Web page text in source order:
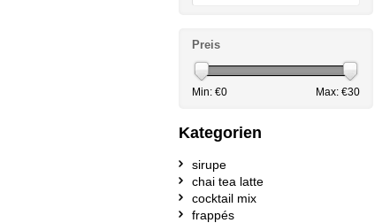
Preis
Min: €0 Max: €30
Kategorien
sirupe
chai tea latte
cocktail mix
frappés